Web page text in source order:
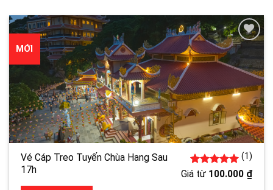
MỚI
Vé Cáp Treo Tuyến Chùa Hang Sau
17h
5.00trên 5
1
(1)
Giá từ 100.000 ₫